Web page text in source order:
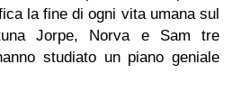
la fine di ogni vita umana sul
Jorpe, Norva e Sam tre
studiato un piano geniale